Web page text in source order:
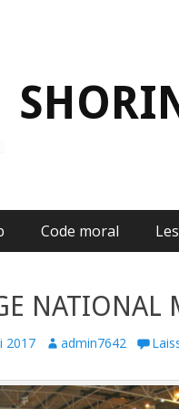
Code moral
2017
A
t
h
admin7642